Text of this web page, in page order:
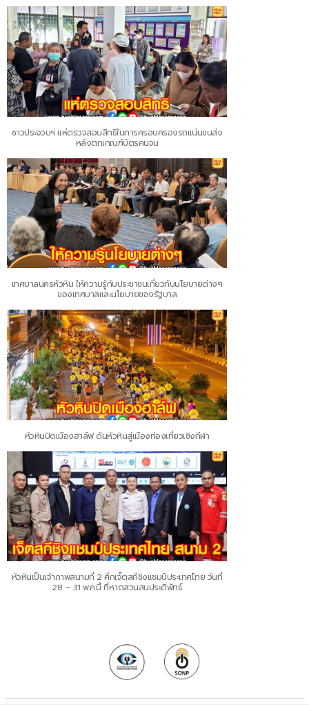
ชาวประจวบฯ แห่ตรวจสอบสิทธิในการครอบครองรถแน่นขนส่ง
หลังตกเกณฑ์บัตรคนจน
เทศบาลนครหัวหิน ให้ความรู้กับประชาชนเกี่ยวกับนโยบายต่างๆ
ของเทศบาลและนโยบายของรัฐบาล
หัวหินปิดเมืองฮาล์ฟ ดันหัวหินสู่เมืองท่องเที่ยวเชิงกีฬา
หัวหินเป็นเจ้าภาพสนามที่ 2 ศึกเจ็ตสกีชิงแชมป์ประเทศไทย วันที่
28 – 31 พ.ค.นี้ ที่หาดสวนสนประดิพัทธ์